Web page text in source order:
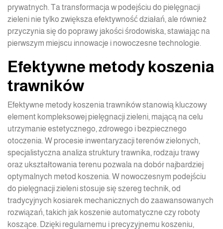
prywatnych. Ta transformacja w podejściu do pielęgnacji
zieleni nie tylko zwiększa efektywność działań, ale również
przyczynia się do poprawy jakości środowiska, stawiając na
pierwszym miejscu innowacje i nowoczesne technologie.
Efektywne metody koszenia
trawników
Efektywne metody koszenia trawników stanowią kluczowy
element kompleksowej pielęgnacji zieleni, mającą na celu
utrzymanie estetycznego, zdrowego i bezpiecznego
otoczenia. W procesie inwentaryzacji terenów zielonych,
specjalistyczna analiza struktury trawnika, rodzaju trawy
oraz ukształtowania terenu pozwala na dobór najbardziej
optymalnych metod koszenia. W nowoczesnym podejściu
do pielęgnacji zieleni stosuje się szereg technik, od
tradycyjnych kosiarek mechanicznych do zaawansowanych
rozwiązań, takich jak koszenie automatyczne czy roboty
koszące. Dzięki regularnemu i precyzyjnemu koszeniu,